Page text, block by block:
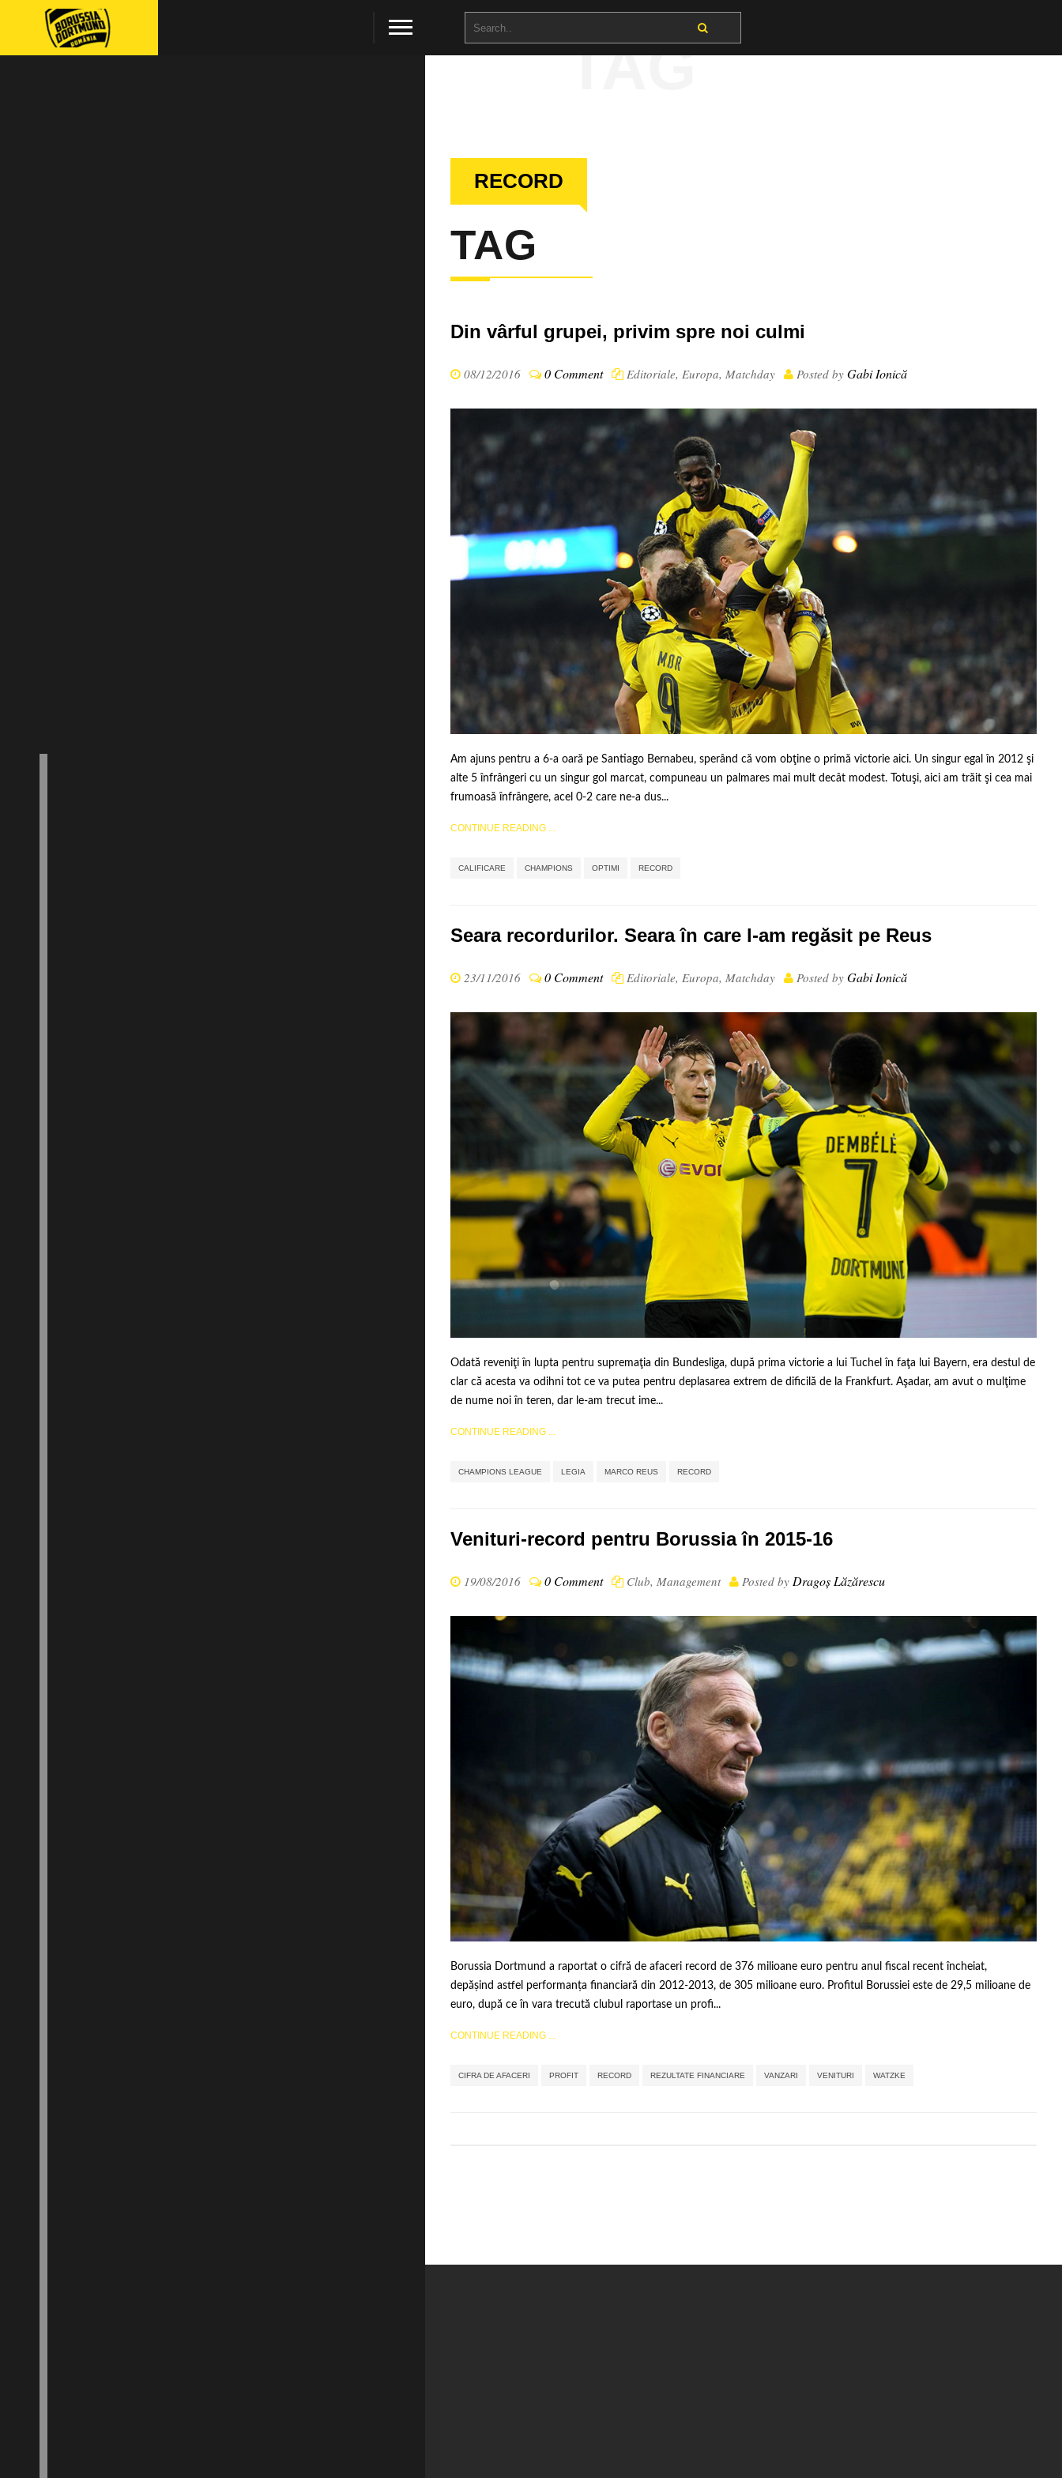
TAG
RECORD
TAG
Din vârful grupei, privim spre noi culmi
08/12/2016 0 Comment Editoriale, Europa, Matchday Posted by Gabi Ionică
Am ajuns pentru a 6-a oară pe Santiago Bernabeu, sperând că vom obţine o primă victorie aici. Un singur egal în 2012 şi
alte 5 înfrângeri cu un singur gol marcat, compuneau un palmares mai mult decât modest. Totuşi, aici am trăit şi cea mai
frumoasă înfrângere, acel 0-2 care ne-a dus...
CONTINUE READING ...
CALIFICARE CHAMPIONS OPTIMI RECORD
Seara recordurilor. Seara în care l-am regăsit pe Reus
23/11/2016 0 Comment Editoriale, Europa, Matchday Posted by Gabi Ionică
Odată reveniţi în lupta pentru supremaţia din Bundesliga, după prima victorie a lui Tuchel în faţa lui Bayern, era destul de
clar că acesta va odihni tot ce va putea pentru deplasarea extrem de dificilă de la Frankfurt. Aşadar, am avut o mulţime
de nume noi în teren, dar le-am trecut ime...
CONTINUE READING ...
CHAMPIONS LEAGUE LEGIA MARCO REUS RECORD
Venituri-record pentru Borussia în 2015-16
19/08/2016 0 Comment Club, Management Posted by Dragoș Lăzărescu
Borussia Dortmund a raportat o cifră de afaceri record de 376 milioane euro pentru anul fiscal recent încheiat,
depășind astfel performanța financiară din 2012-2013, de 305 milioane euro. Profitul Borussiei este de 29,5 milioane de
euro, după ce în vara trecută clubul raportase un profi...
CONTINUE READING ...
CIFRA DE AFACERI PROFIT RECORD REZULTATE FINANCIARE VANZARI VENITURI WATZKE